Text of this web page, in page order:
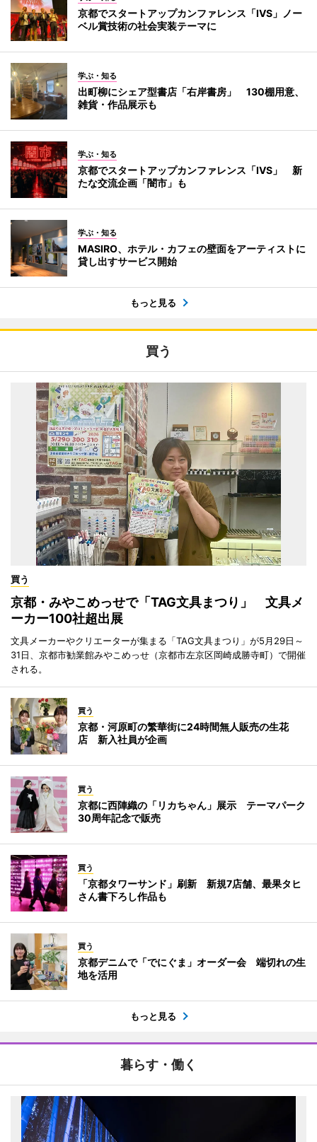
京都でスタートアップカンファレンス「IVS」ノー
ベル賞技術の社会実装テーマに
学ぶ・知る
出町柳にシェア型書店「右岸書房」 130棚用意、
雑貨・作品展示も
学ぶ・知る
京都でスタートアップカンファレンス「IVS」 新
たな交流企画「闇市」も
学ぶ・知る
MASIRO、ホテル・カフェの壁面をアーティストに
貸し出すサービス開始
もっと見る
買う
買う
京都・みやこめっせで「TAG文具まつり」 文具メ
ーカー100社超出展
文具メーカーやクリエーターが集まる「TAG文具まつり」が5月29日～
31日、京都市勧業館みやこめっせ（京都市左京区岡崎成勝寺町）で開催
される。
買う
京都・河原町の繁華街に24時間無人販売の生花
店 新入社員が企画
買う
京都に西陣織の「リカちゃん」展示 テーマパーク
30周年記念で販売
買う
「京都タワーサンド」刷新 新規7店舗、最果タヒ
さん書下ろし作品も
買う
京都デニムで「でにぐま」オーダー会 端切れの生
地を活用
もっと見る
暮らす・働く